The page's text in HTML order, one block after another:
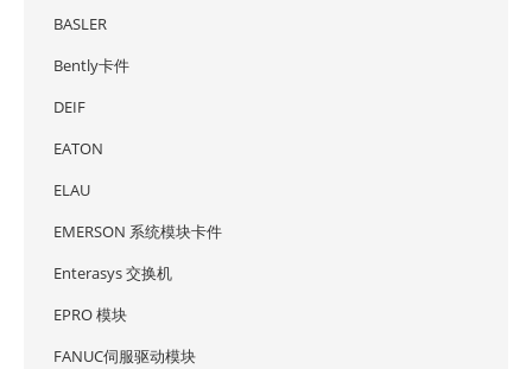
BASLER
Bently卡件
DEIF
EATON
ELAU
EMERSON 系统模块卡件
Enterasys 交换机
EPRO 模块
FANUC伺服驱动模块